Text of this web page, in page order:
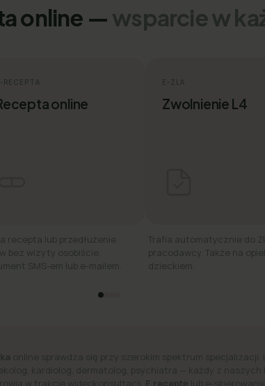
online — wsparcie w
RECEPTA
online
recepta lub przedłużenie
bez wizyty osobiście.
SMS-em lub e-mailem.
E-ZLA
Zwolnienie L4
Trafia automatycznie do
pracodawcy. Także na
dzieckiem.
online sprawdza się przy szerokim spektrum specjalizacji.
kardiolog, dermatolog, psychiatra — każdy z naszych
w trakcie wideokonsultacji. E receptę lub e-